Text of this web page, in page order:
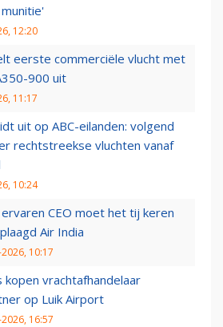
12:20
eerste commerciële vlucht met
900 uit
11:17
uit op ABC-eilanden: volgend
rechtstreekse vluchten vanaf
10:24
CEO moet het tij keren
Air India
10:17
kopen vrachtafhandelaar
op Luik Airport
16:57